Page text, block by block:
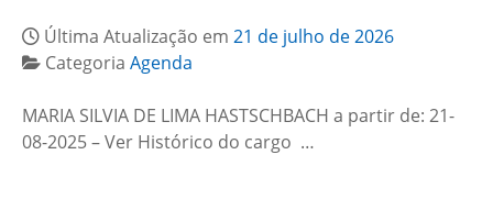
Última Atualização em 21 de julho de 2026
Categoria Agenda
MARIA SILVIA DE LIMA HASTSCHBACH a partir de: 21-
08-2025 – Ver Histórico do cargo …